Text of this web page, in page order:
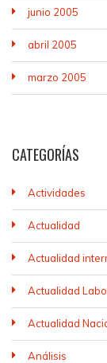
junio 2005
abril 2005
marzo 2005
CATEGORÍAS
Actividades
Actualidad
Actualidad
Actualidad
Actualidad
Análisis